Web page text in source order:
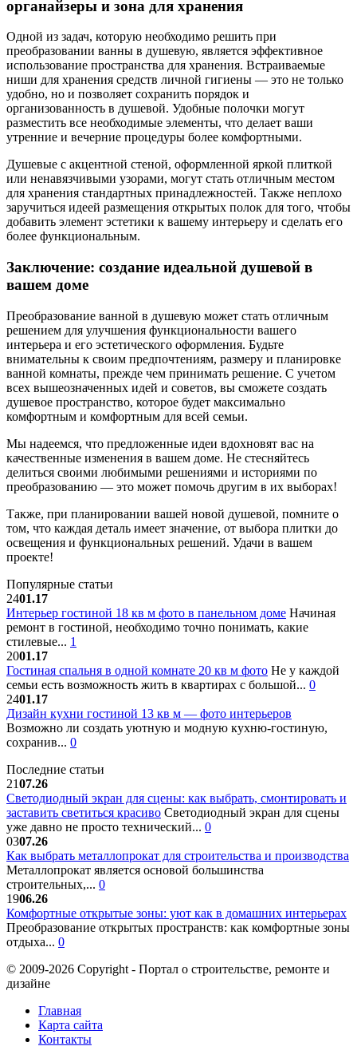
органайзеры и зона для хранения
Одной из задач, которую необходимо решить при
преобразовании ванны в душевую, является эффективное
использование пространства для хранения. Встраиваемые
ниши для хранения средств личной гигиены — это не только
удобно, но и позволяет сохранить порядок и
организованность в душевой. Удобные полочки могут
разместить все необходимые элементы, что делает ваши
утренние и вечерние процедуры более комфортными.
Душевые с акцентной стеной, оформленной яркой плиткой
или ненавязчивыми узорами, могут стать отличным местом
для хранения стандартных принадлежностей. Также неплохо
заручиться идеей размещения открытых полок для того, чтобы
добавить элемент эстетики к вашему интерьеру и сделать его
более функциональным.
Заключение: создание идеальной душевой в
вашем доме
Преобразование ванной в душевую может стать отличным
решением для улучшения функциональности вашего
интерьера и его эстетического оформления. Будьте
внимательны к своим предпочтениям, размеру и планировке
ванной комнаты, прежде чем принимать решение. С учетом
всех вышеозначенных идей и советов, вы сможете создать
душевое пространство, которое будет максимально
комфортным и комфортным для всей семьи.
Мы надеемся, что предложенные идеи вдохновят вас на
качественные изменения в вашем доме. Не стесняйтесь
делиться своими любимыми решениями и историями по
преобразованию — это может помочь другим в их выборах!
Также, при планировании вашей новой душевой, помните о
том, что каждая деталь имеет значение, от выбора плитки до
освещения и функциональных решений. Удачи в вашем
проекте!
Популярные статьи
2401.17
Интерьер гостиной 18 кв м фото в панельном доме Начиная
ремонт в гостиной, необходимо точно понимать, какие
стилевые... 1
2001.17
Гостиная спальня в одной комнате 20 кв м фото Не у каждой
семьи есть возможность жить в квартирах с большой... 0
2401.17
Дизайн кухни гостиной 13 кв м — фото интерьеров
Возможно ли создать уютную и модную кухню-гостиную,
сохранив... 0
Последние статьи
2107.26
Светодиодный экран для сцены: как выбрать, смонтировать и
заставить светиться красиво Светодиодный экран для сцены
уже давно не просто технический... 0
0307.26
Как выбрать металлопрокат для строительства и производства
Металлопрокат является основой большинства
строительных,... 0
1906.26
Комфортные открытые зоны: уют как в домашних интерьерах
Преобразование открытых пространств: как комфортные зоны
отдыха... 0
© 2009-2026 Copyright - Портал о строительстве, ремонте и
дизайне
Главная
Карта сайта
Контакты